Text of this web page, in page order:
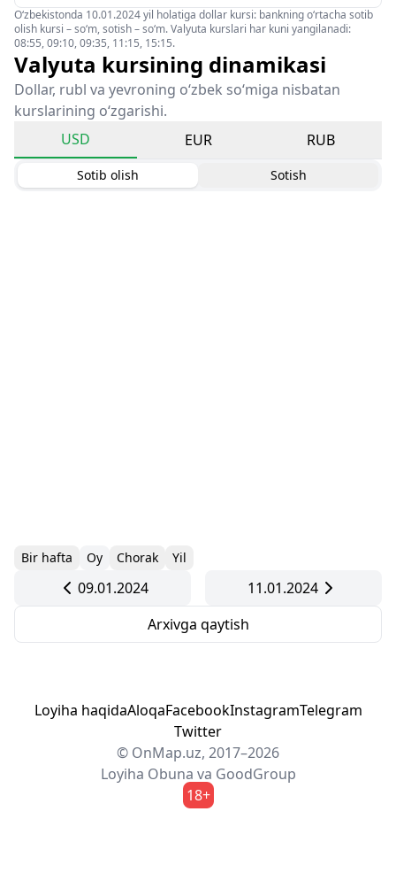
O‘zbekistonda 10.01.2024 yil holatiga dollar kursi: bankning o‘rtacha sotib
olish kursi – so‘m, sotish – so‘m. Valyuta kurslari har kuni yangilanadi:
08:55, 09:10, 09:35, 11:15, 15:15.
Valyuta kursining dinamikasi
Dollar, rubl va yevroning o‘zbek so‘miga nisbatan
kurslarining o‘zgarishi.
USD
EUR RUB
Sotib olish Sotish
Bir hafta Oy Chorak Yil
09.01.2024
11.01.2024
Arxivga qaytish
Loyiha haqidaAloqaFacebookInstagramTelegram
Twitter
© OnMap.uz, 2017–2026
Loyiha Obuna va GoodGroup
18+